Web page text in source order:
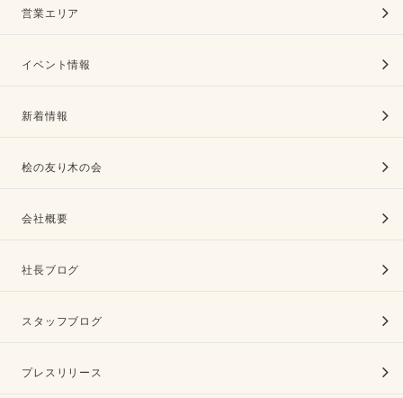
営業エリア
イベント情報
新着情報
桧の友り木の会
会社概要
社長ブログ
スタッフブログ
プレスリリース